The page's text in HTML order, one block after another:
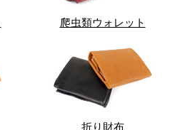
爬虫類ウォレット
折り財布